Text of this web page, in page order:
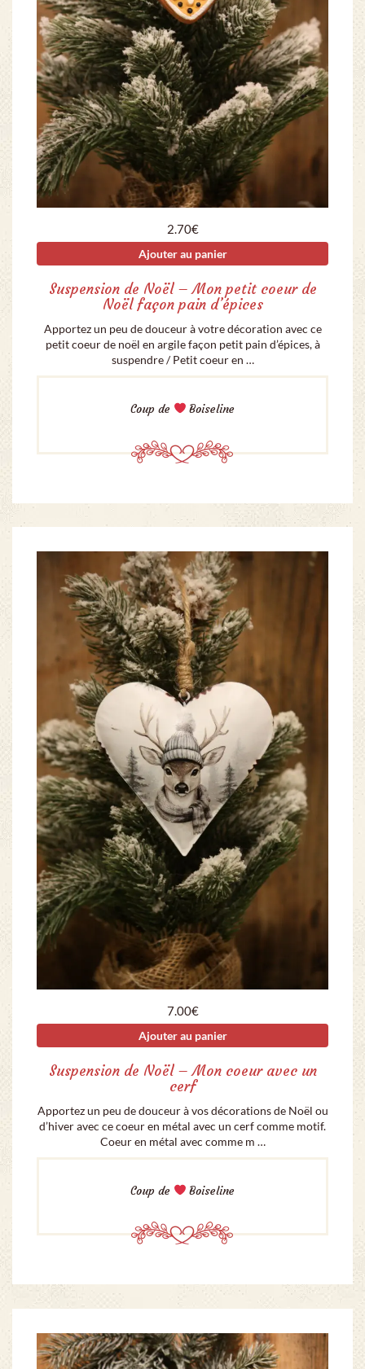
2.70€
Ajouter au panier
Suspension de Noël – Mon petit coeur de
Noël façon pain d’épices
Apportez un peu de douceur à votre décoration avec ce
petit coeur de noël en argile façon petit pain d’épices, à
suspendre / Petit coeur en …
Coup de Boiseline
7.00€
Ajouter au panier
Suspension de Noël – Mon coeur avec un
cerf
Apportez un peu de douceur à vos décorations de Noël ou
d’hiver avec ce coeur en métal avec un cerf comme motif.
Coeur en métal avec comme m …
Coup de Boiseline